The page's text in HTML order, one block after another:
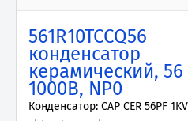
561R10TCCQ56
конденсатор
керамический,
1000В, NP0
Конденсатор: CAP CER 56PF